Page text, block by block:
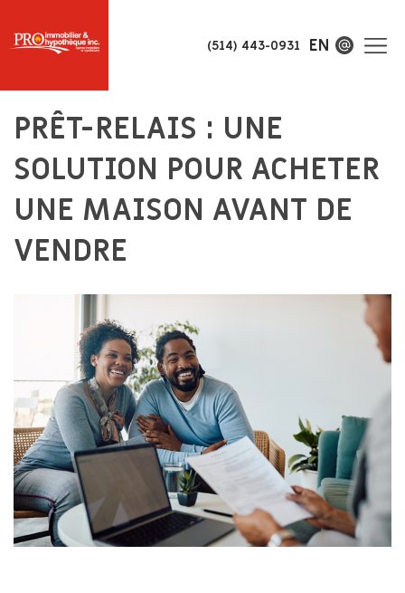
(514) 443-0931 EN
PRÊT-RELAIS : UNE
SOLUTION POUR ACHETER
UNE MAISON AVANT DE
VENDRE